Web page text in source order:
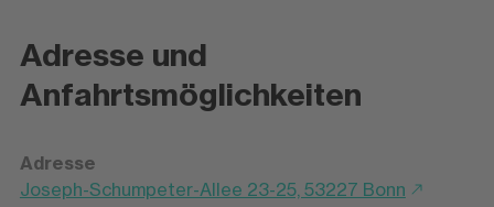
Adresse und
Anfahrtsmöglichkeiten
Adresse
Joseph-Schumpeter-Allee 23-25, 53227 Bonn